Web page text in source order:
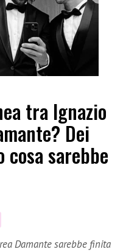
tra Ignazio
Dei
cosa sarebbe
Damante sarebbe finita